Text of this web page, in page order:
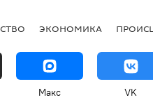
ЭКОНОМИКА
Макс VK